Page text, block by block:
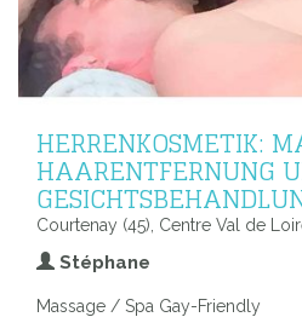
HERRENKOSMETIK:
HAARENTFERNUNG
Courtenay (45), Centre Val de
Stéphane
Massage / Spa Gay-Friendly